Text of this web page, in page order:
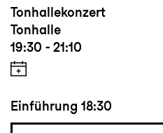
Tonhallekonzert
Tonhalle
19:30 - 21:10
Einführung 18:30